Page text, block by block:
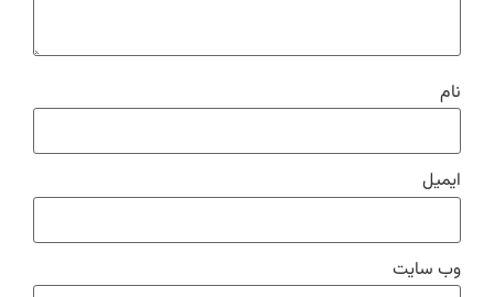
نام
ایمیل
وب‌ سایت